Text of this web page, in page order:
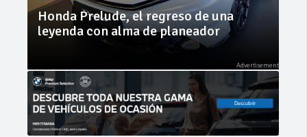
Honda Prelude, el regreso de una
leyenda con alma de planeador